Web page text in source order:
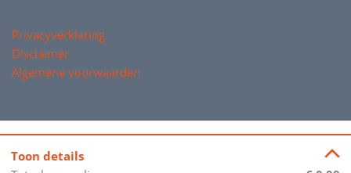
Toon details
Privacyverklaring
Disclaimer
Algemene voorwaarden